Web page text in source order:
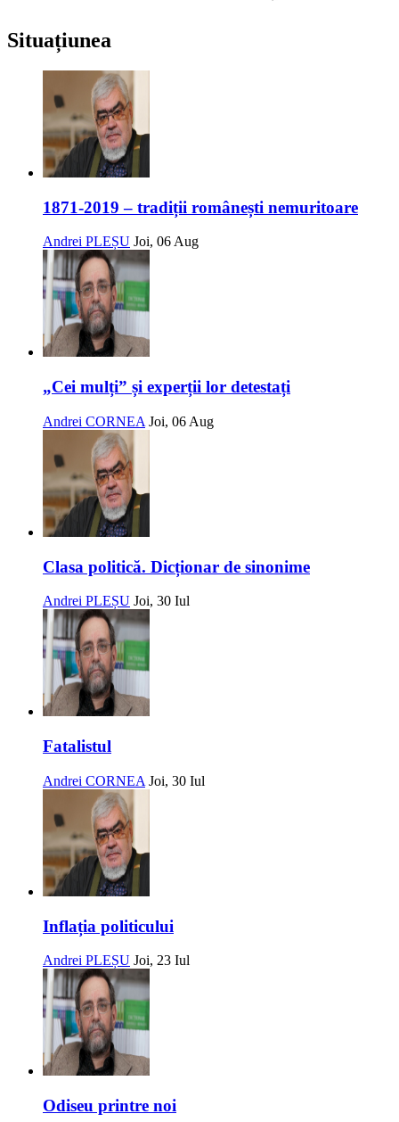
Situațiunea
1871-2019 – tradiții românești nemuritoare
Andrei PLEȘU Joi, 06 Aug
„Cei mulți” și experții lor detestați
Andrei CORNEA Joi, 06 Aug
Clasa politică. Dicționar de sinonime
Andrei PLEȘU Joi, 30 Iul
Fatalistul
Andrei CORNEA Joi, 30 Iul
Inflația politicului
Andrei PLEȘU Joi, 23 Iul
Odiseu printre noi